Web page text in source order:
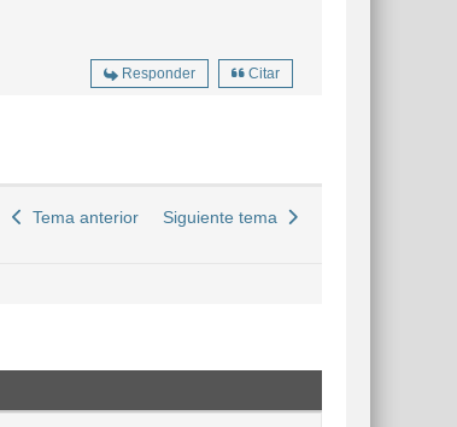
Responder Citar
Tema anterior Siguiente tema